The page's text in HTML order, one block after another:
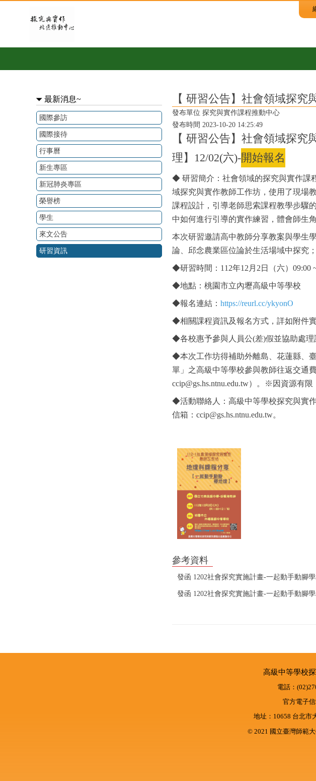
跳過上區塊
【 研習公告】社會領域探究與實作課程設計分
最新消息~
國際參訪
國際接待
行事曆
新生專區
新冠肺炎專區
榮譽榜
學生
來文公告
研習資訊
【 研習公告】社會領域探
發布單位 探究與實作課程推動中心
發布時間 2023-10-20 14:25:49
【 研習公告】社會領域探
理】12/02(六)-開始報名
◆ 研習簡介：社會領域的探究與實作課
域探究與實作教師工作坊，使用了現場
課程設計，引導老師思索課程教學步驟
中如何進行引導的實作練習，體會師生
本次研習邀請高中教師分享教案與學生
論、邱念農業區位論於生活場域中探究
◆研習時間：112年12月2日（六）09:00
◆地點：桃園市立內壢高級中等學校
◆報名連結： https://reurl.cc/ykyonO
◆相關課程資訊及報名方式，詳如附件實
◆各校惠予參與人員公(差)假並協助處理
◆本次工作坊得補助外離島、花蓮縣、
單」之高級中等學校參與教師往返交通
ccip@gs.hs.ntnu.edu.tw）。※因資源有限
◆活動聯絡人：高級中等學校探究與實
信箱：ccip@gs.hs.ntnu.edu.tw。
參考資料
發函 1202社會探究實施計畫-一起動手動腳
發函 1202社會探究實施計畫-一起動手動腳
高級中等學校
電話：
官方電子信
地址：10658 台北市
© 2021 國立臺灣師範